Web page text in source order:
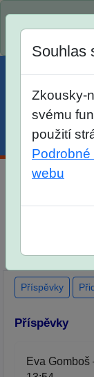
Menu
po skutečných
zkouškách
Souhlas
Zkousky-
svému
použití
Podrobné
webu
Příspěvky
Příspěvky
Eva Gomboš